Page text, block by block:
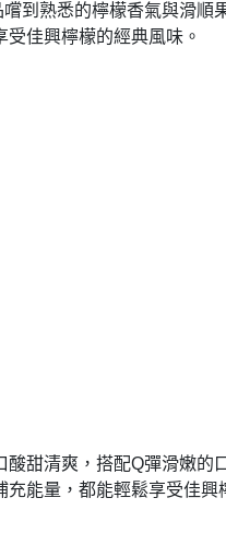
到熟悉的檸檬香氣與滑
佳興檸檬的經典風味。
甜清爽，搭配Q彈滑嫩的
能量，都能輕鬆享受佳興